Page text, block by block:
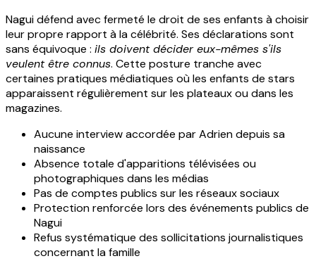
Nagui défend avec fermeté le droit de ses enfants à choisir
leur propre rapport à la célébrité. Ses déclarations sont
sans équivoque : ils doivent décider eux-mêmes s'ils
veulent être connus. Cette posture tranche avec
certaines pratiques médiatiques où les enfants de stars
apparaissent régulièrement sur les plateaux ou dans les
magazines.
Aucune interview accordée par Adrien depuis sa
naissance
Absence totale d'apparitions télévisées ou
photographiques dans les médias
Pas de comptes publics sur les réseaux sociaux
Protection renforcée lors des événements publics de
Nagui
Refus systématique des sollicitations journalistiques
concernant la famille